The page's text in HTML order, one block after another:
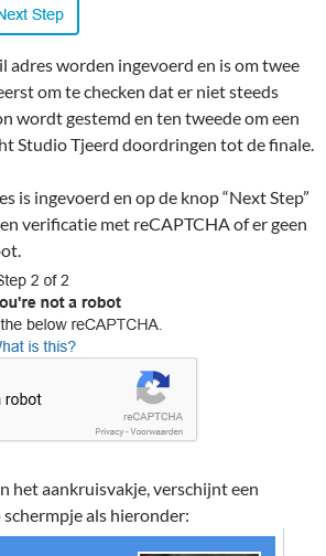
adres worden ingevoerd en is om twee
om te checken dat er niet steeds
wordt gestemd en ten tweede om een
Studio Tjeerd doordringen tot de finale.
is ingevoerd en op de knop “Next Step”
verificatie met reCAPTCHA of er geen
het aankruisvakje, verschijnt een
als hieronder: